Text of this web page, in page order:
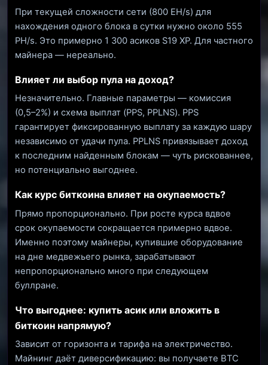
При текущей сложности сети (800 EH/s) для
нахождения одного блока в сутки нужно около 555
PH/s. Это примерно 1 300 асиков S19 XP. Для частного
майнера — нереально.
Влияет ли выбор пула на доход?
Незначительно. Главные параметры — комиссия
(0,5–2%) и схема выплат (PPS, PPLNS). PPS
гарантирует фиксированную выплату за каждую шару
независимо от удачи пула. PPLNS привязывает доход
к последним найденным блокам — чуть рискованнее,
но потенциально выгоднее.
Как курс биткоина влияет на окупаемость?
Прямо пропорционально. При росте курса вдвое
срок окупаемости сокращается примерно вдвое.
Именно поэтому майнеры, купившие оборудование
на дне медвежьего рынка, зарабатывают
непропорционально много при следующем
буллране.
Что выгоднее: купить асик или вложить в
биткоин напрямую?
Зависит от горизонта и тарифа на электричество.
Майнинг даёт диверсификацию: вы получаете BTC